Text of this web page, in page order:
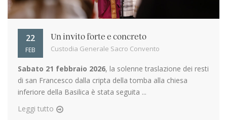
22
FEB
Un invito forte e concreto
Custodia Generale Sacro Convento
Sabato 21 febbraio 2026, la solenne traslazione dei resti
di san Francesco dalla cripta della tomba alla chiesa
inferiore della Basilica è stata seguita ...
Leggi tutto